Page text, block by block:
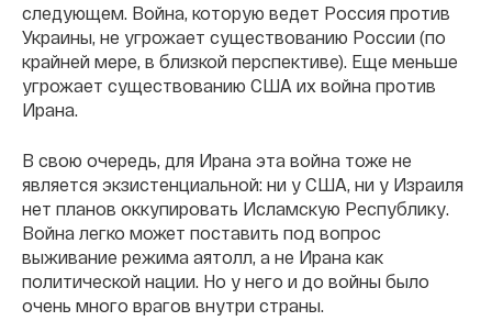
следующем. Война, которую ведет Россия против
Украины, не угрожает существованию России (по
крайней мере, в близкой перспективе). Еще меньше
угрожает существованию США их война против
Ирана.
В свою очередь, для Ирана эта война тоже не
является экзистенциальной: ни у США, ни у Израиля
нет планов оккупировать Исламскую Республику.
Война легко может поставить под вопрос
выживание режима аятолл, а не Ирана как
политической нации. Но у него и до войны было
очень много врагов внутри страны.